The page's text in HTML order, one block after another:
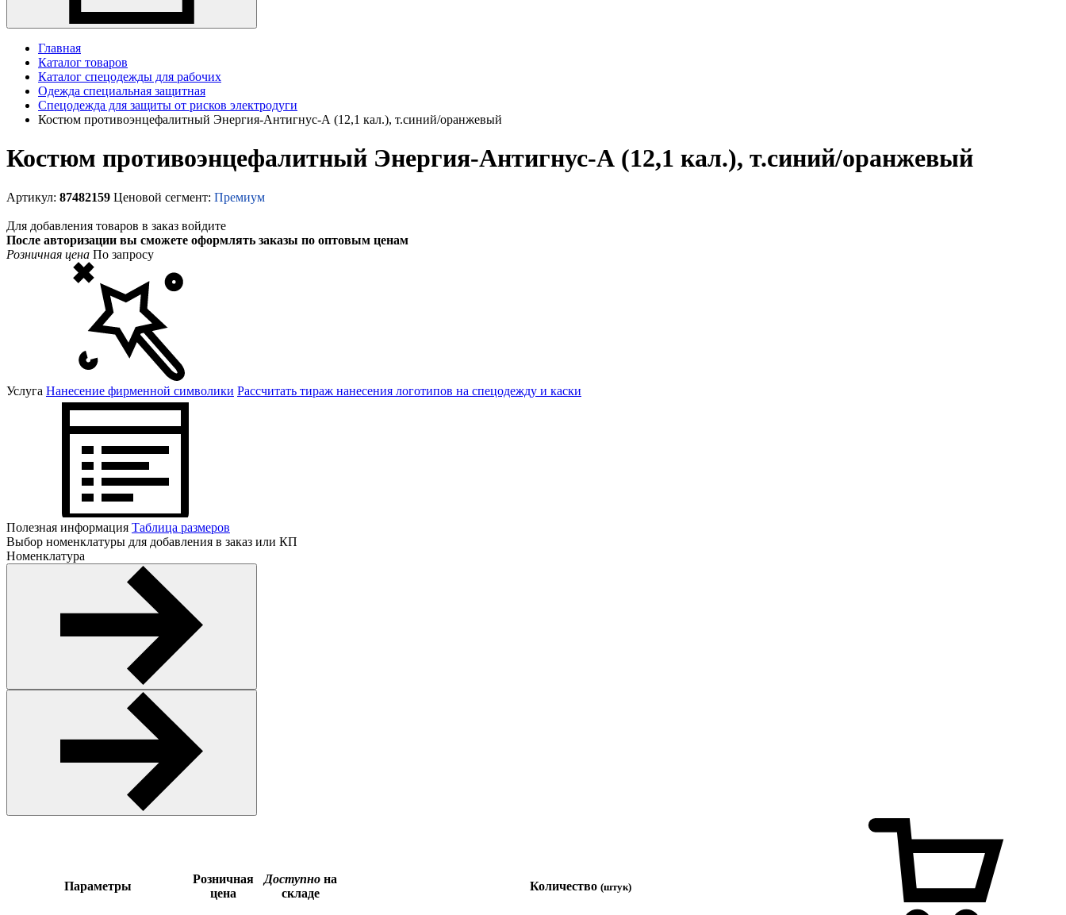
Главная
Каталог товаров
Каталог спецодежды для рабочих
Одежда специальная защитная
Спецодежда для защиты от рисков электродуги
Костюм противоэнцефалитный Энергия-Антигнус-А (12,1 кал.), т.синий/оранжевый
Костюм противоэнцефалитный Энергия-Антигнус-А (12,1 кал.), т.синий/оранжевый
Артикул: 87482159 Ценовой сегмент: Премиум
Для добавления товаров в заказ войдите
После авторизации вы сможете оформлять заказы по оптовым ценам
Розничная цена По запросу
Услуга Нанесение фирменной символики Рассчитать тираж нанесения логотипов на спецодежду и каски
Полезная информация Таблица размеров
Выбор номенклатуры для добавления в заказ или КП
Номенклатура
Параметры
Розничная
цена
Доступно на
складе
Количество (штук)